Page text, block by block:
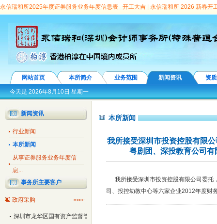
永信瑞和所2025年度证券服务业务年度信息表 开工大吉 | 永信瑞和所 2026 新春开
向选择见面会”圆满举办 龙华区委常委、副区长王殿甲会见永信瑞和所首席合伙人
信瑞和所党支部第7次荣获“先进基层党组织”称号
暨“七一”表彰、行业诚信建设汇报演出隆重举行
丨永信国际所成员踊跃捐款支援疫情防控 校所联合 | 华立学院与永信国际所合作洽
价百强 参观党群服务中心 增强自身党性意识 我所经招标接受大鹏新区南澳街道办
建设公司、深圳音乐厅、深圳大剧院、深圳市粤剧团、深投教育公司有限公司、投
科植物保护研究中心原法定代表人刘仲健任期经济责任专项审计
所中标广东省丝绸纺织集团有限公司及下属公司审计 我所接受深圳市宝安区观澜街
市宝安区石岩街道办事处委托，并对其辖社区25家股份合作公司董事长任期经济责
我所中标标深圳市罗湖区教育局下属学校校长离任经济
服务类预选承包商。 我所中标深圳市政府采购会计中介服务类项目预选供应商 我
区财政局审计项目协审单位 我所中标深圳市宝安区沙井街道办事处所辖社区10个
事处所下属深圳市蛇口后海实业股份有限公司、大冲实业股份有限公司清产核资审计
网站首页 本所简介 业务范围 新闻资讯 资
今天是2026年8月10日 星期一
新闻资讯
行业新闻
本所新闻
从事证券服务业务年度信
息...
事务所主要客户
政府采购 more
深圳市龙华区国有资产监督管理局
本所新闻
我所接受深圳市投资控股有限
粤剧团、深投教育公司
我所接受深圳市投资控股有限公司委托
司、投控幼教中心等六家企业2012年度财